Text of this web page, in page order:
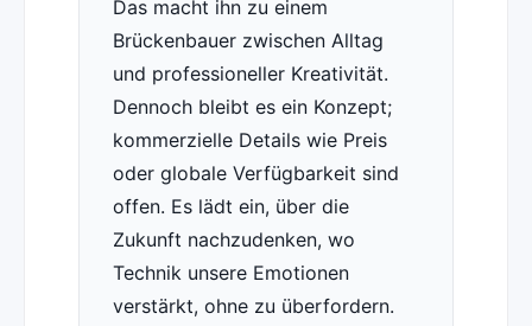
Das macht ihn zu einem
Brückenbauer zwischen Alltag
und professioneller Kreativität.
Dennoch bleibt es ein Konzept;
kommerzielle Details wie Preis
oder globale Verfügbarkeit sind
offen. Es lädt ein, über die
Zukunft nachzudenken, wo
Technik unsere Emotionen
verstärkt, ohne zu überfordern.